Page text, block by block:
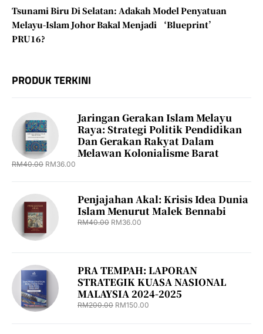
Tsunami Biru Di Selatan: Adakah Model Penyatuan
Melayu-Islam Johor Bakal Menjadi ‘Blueprint’
PRU16?
PRODUK TERKINI
Jaringan Gerakan Islam Melayu
Raya: Strategi Politik Pendidikan
Dan Gerakan Rakyat Dalam
Melawan Kolonialisme Barat
RM40.00 RM36.00
Penjajahan Akal: Krisis Idea Dunia
Islam Menurut Malek Bennabi
RM40.00 RM36.00
PRA TEMPAH: LAPORAN
STRATEGIK KUASA NASIONAL
MALAYSIA 2024-2025
RM200.00 RM150.00